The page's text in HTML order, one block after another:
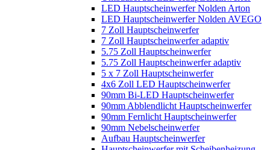
LED Hauptscheinwerfer Nolden Arton
LED Hauptscheinwerfer Nolden AVEGO
7 Zoll Hauptscheinwerfer
7 Zoll Hauptscheinwerfer adaptiv
5.75 Zoll Hauptscheinwerfer
5.75 Zoll Hauptscheinwerfer adaptiv
5 x 7 Zoll Hauptscheinwerfer
4x6 Zoll LED Hauptscheinwerfer
90mm Bi-LED Hauptscheinwerfer
90mm Abblendlicht Hauptscheinwerfer
90mm Fernlicht Hauptscheinwerfer
90mm Nebelscheinwerfer
Aufbau Hauptscheinwerfer